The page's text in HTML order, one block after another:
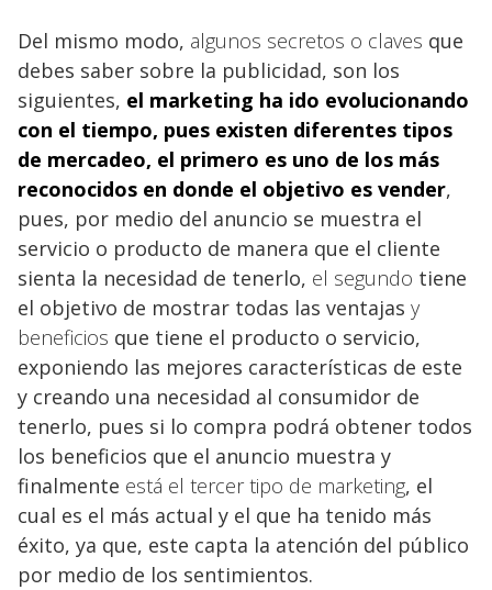
Del mismo modo, algunos secretos o claves que
debes saber sobre la publicidad, son los
siguientes, el marketing ha ido evolucionando
con el tiempo, pues existen diferentes tipos
de mercadeo, el primero es uno de los más
reconocidos en donde el objetivo es vender,
pues, por medio del anuncio se muestra el
servicio o producto de manera que el cliente
sienta la necesidad de tenerlo, el segundo tiene
el objetivo de mostrar todas las ventajas y
beneficios que tiene el producto o servicio,
exponiendo las mejores características de este
y creando una necesidad al consumidor de
tenerlo, pues si lo compra podrá obtener todos
los beneficios que el anuncio muestra y
finalmente está el tercer tipo de marketing, el
cual es el más actual y el que ha tenido más
éxito, ya que, este capta la atención del público
por medio de los sentimientos.